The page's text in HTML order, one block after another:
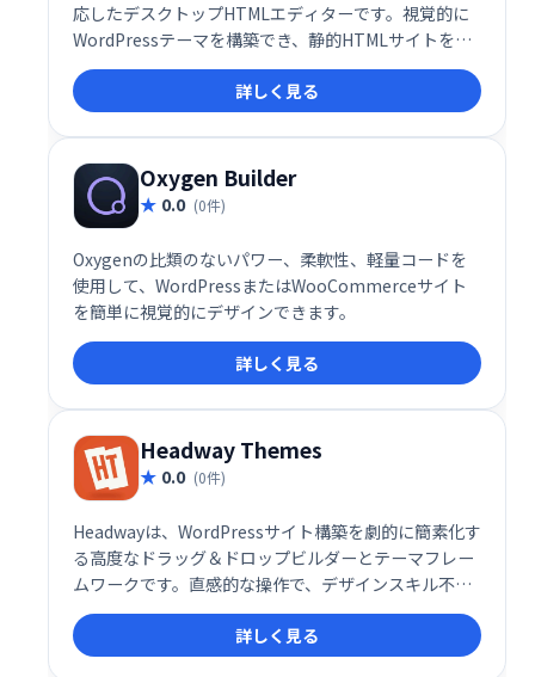
応したデスクトップHTMLエディターです。視覚的に
WordPressテーマを構築でき、静的HTMLサイトを
WordPressテーマへ変換することも可能です。直感的
な操作で効率的な開発を実現し、WordPressテーマ制
作をスムーズに進められます。様々なフレームワーク
に対応しているため、柔軟性の高い開発が可能です。
詳しく見る
Oxygen Builder
0.0 (0件)
Oxygenの比類のないパワー、柔軟性、軽量コードを
使用して、WordPressまたはWooCommerceサイト
を簡単に視覚的にデザインできます。
詳しく見る
Headway Themes
0.0 (0件)
Headwayは、WordPressサイト構築を劇的に簡素化す
る高度なドラッグ＆ドロップビルダーとテーマフレー
ムワークです。直感的な操作で、デザインスキル不要
にプロフェッショナルなウェブサイトを作成できま
す。高度な機能と柔軟性を備え、あなたのビジョンを
自由に表現できる理想的なツールです。
詳しく見る